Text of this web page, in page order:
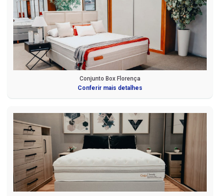
Conjunto Box Florença
Conferir mais detalhes